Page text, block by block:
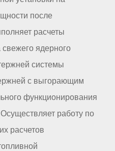
после
расчеты
свежего ядерного
системы
с выгорающим
функционирования
работу по
расчетов